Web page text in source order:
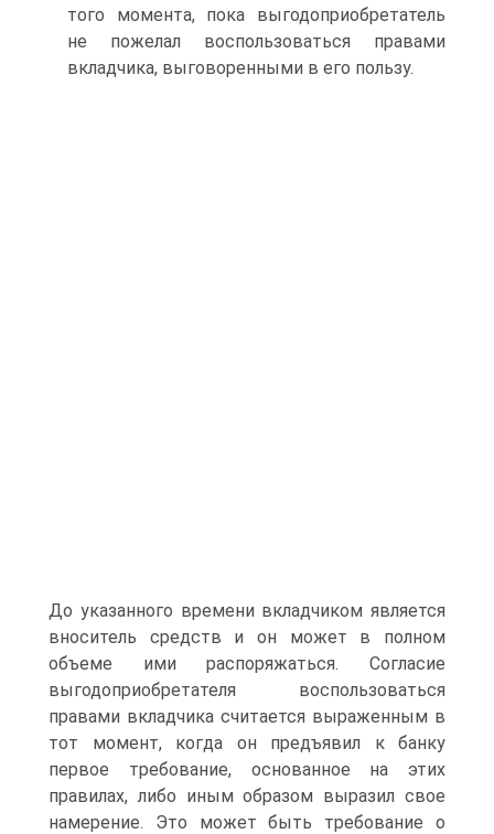
того момента, пока выгодоприобретатель
не пожелал воспользоваться правами
вкладчика, выговоренными в его пользу.
До указанного времени вкладчиком является
вноситель средств и он может в полном
объеме ими распоряжаться. Согласие
выгодоприобретателя воспользоваться
правами вкладчика считается выраженным в
тот момент, когда он предъявил к банку
первое требование, основанное на этих
правилах, либо иным образом выразил свое
намерение. Это может быть требование о